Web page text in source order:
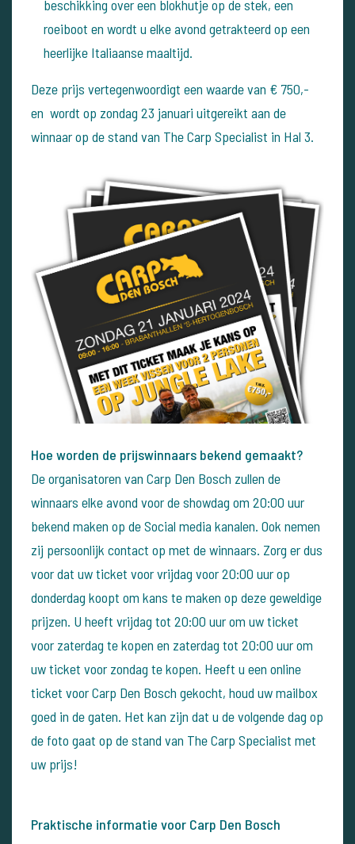
beschikking over een blokhutje op de stek, een
roeiboot en wordt u elke avond getrakteerd op een
heerlijke Italiaanse maaltijd.
Deze prijs vertegenwoordigt een waarde van € 750,-
en wordt op zondag 23 januari uitgereikt aan de
winnaar op de stand van The Carp Specialist in Hal 3.
Hoe worden de prijswinnaars bekend gemaakt?
De organisatoren van Carp Den Bosch zullen de
winnaars elke avond voor de showdag om 20:00 uur
bekend maken op de Social media kanalen. Ook nemen
zij persoonlijk contact op met de winnaars. Zorg er dus
voor dat uw ticket voor vrijdag voor 20:00 uur op
donderdag koopt om kans te maken op deze geweldige
prijzen. U heeft vrijdag tot 20:00 uur om uw ticket
voor zaterdag te kopen en zaterdag tot 20:00 uur om
uw ticket voor zondag te kopen. Heeft u een online
ticket voor Carp Den Bosch gekocht, houd uw mailbox
goed in de gaten. Het kan zijn dat u de volgende dag op
de foto gaat op de stand van The Carp Specialist met
uw prijs!
Praktische informatie voor Carp Den Bosch